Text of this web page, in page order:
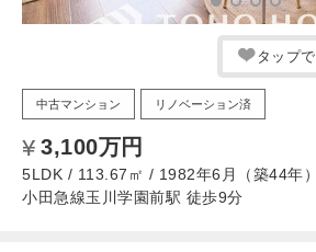
タップで
中古マンション リノベーション済
3,100万円
5LDK / 113.67㎡ / 1982年6月（築44年）
小田急線玉川学園前駅 徒歩9分